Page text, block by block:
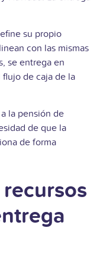
su propio
con las mismas
se entrega en
de caja de la
la pensión de
de que la
de forma